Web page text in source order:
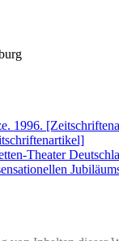
1996.
Theater